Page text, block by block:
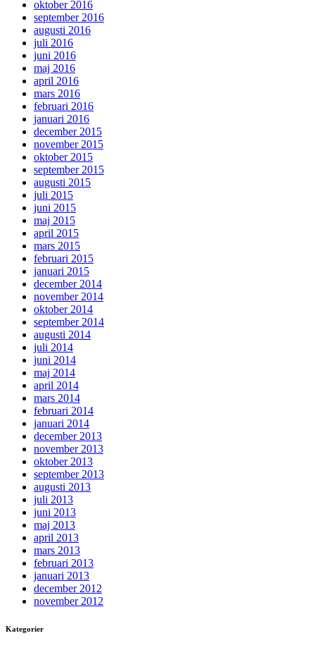
oktober 2016
september 2016
augusti 2016
juli 2016
juni 2016
maj 2016
april 2016
mars 2016
februari 2016
januari 2016
december 2015
november 2015
oktober 2015
september 2015
augusti 2015
juli 2015
juni 2015
maj 2015
april 2015
mars 2015
februari 2015
januari 2015
december 2014
november 2014
oktober 2014
september 2014
augusti 2014
juli 2014
juni 2014
maj 2014
april 2014
mars 2014
februari 2014
januari 2014
december 2013
november 2013
oktober 2013
september 2013
augusti 2013
juli 2013
juni 2013
maj 2013
april 2013
mars 2013
februari 2013
januari 2013
december 2012
november 2012
Kategorier